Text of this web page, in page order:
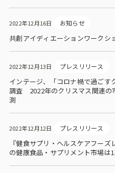
2022年12月16日 お知らせ
共創アイディエーションワークシ
2022年12月13日 プレスリリース
インテージ、「コロナ禍で過ごす
調査 2022年のクリスマス関連の
測
2022年12月12日 プレスリリース
『健食サプリ・ヘルスケアフー
の健康食品・サプリメント市場は